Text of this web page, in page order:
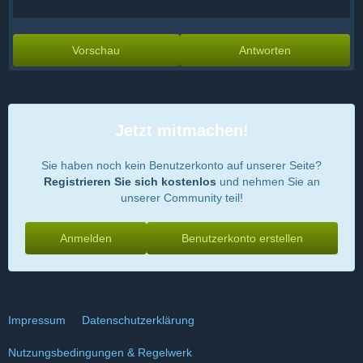
Antworten
Vorschau
Jetzt mitmachen!
Sie haben noch kein Benutzerkonto auf unserer Seite?
Registrieren Sie sich kostenlos und nehmen Sie an
unserer Community teil!
Benutzerkonto erstellen
Anmelden
Impressum Datenschutzerklärung
Nutzungsbedingungen & Regelwerk